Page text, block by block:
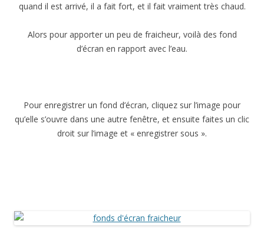
quand il est arrivé, il a fait fort, et il fait vraiment très chaud.
Alors pour apporter un peu de fraicheur, voilà des fond
d’écran en rapport avec l’eau.
Pour enregistrer un fond d’écran, cliquez sur l’image pour
qu’elle s’ouvre dans une autre fenêtre, et ensuite faites un clic
droit sur l’image et « enregistrer sous ».